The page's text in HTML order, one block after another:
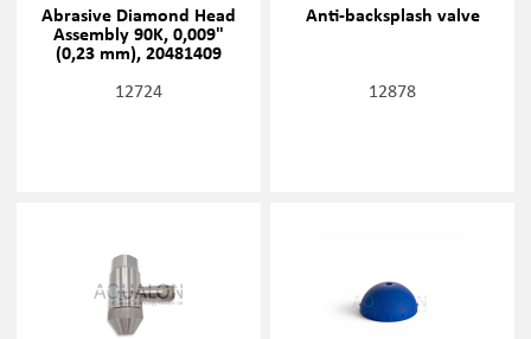
Abrasive Diamond Head
Assembly 90K, 0,009"
(0,23 mm), 20481409
12724
Anti-backsplash valve
12878